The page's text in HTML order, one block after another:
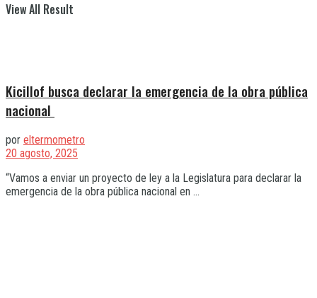
View All Result
Kicillof busca declarar la emergencia de la obra pública
nacional
por eltermometro
20 agosto, 2025
“Vamos a enviar un proyecto de ley a la Legislatura para declarar la
emergencia de la obra pública nacional en ...